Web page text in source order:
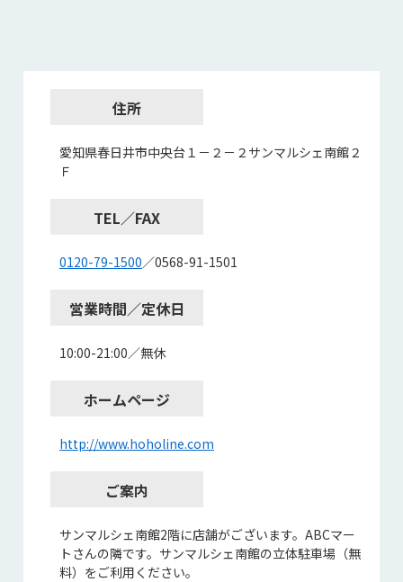
住所
愛知県春日井市中央台１－２－２サンマルシェ南館２
Ｆ
TEL／FAX
0120-79-1500／0568-91-1501
営業時間／定休日
10:00-21:00／無休
ホームページ
http://www.hoholine.com
ご案内
サンマルシェ南館2階に店舗がございます。ABCマー
トさんの隣です。サンマルシェ南館の立体駐車場（無
料）をご利用ください。